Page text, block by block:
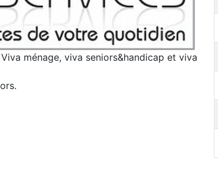
ménage, viva seniors&handicap et viva